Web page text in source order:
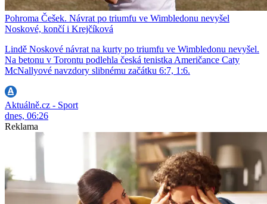
Pohroma Češek. Návrat po triumfu ve Wimbledonu nevyšel
Noskové, končí i Krejčíková
Lindě Noskové návrat na kurty po triumfu ve Wimbledonu nevyšel.
Na betonu v Torontu podlehla česká tenistka Američance Caty
McNallyové navzdory slibnému začátku 6:7, 1:6.
Aktuálně.cz - Sport
dnes, 06:26
Reklama